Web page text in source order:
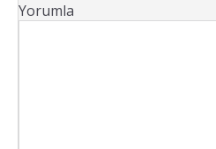
Yorumla